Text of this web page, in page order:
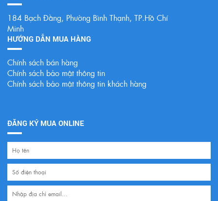
184 Bạch Đằng, Phường Bình Thạnh, TP.Hồ Chí
Minh
HƯỚNG DẪN MUA HÀNG
Chính sách bán hàng
Chính sách bảo mật thông tin
Chính sách bảo mật thông tin khách hàng
ĐĂNG KÝ MUA ONLINE